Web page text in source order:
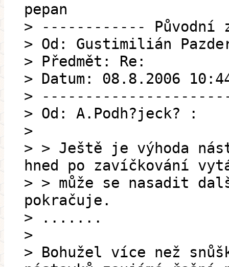
pepan
> ------------ Původní
> Od: Gustimilián
> Předmět: Re:
> Datum: 08.8.2006
>
> Od: A.Podh?jeck? :
>
> > Ještě je výhoda
hned po zavíčkování
> > může se nasadit
pokračuje.
> .......
>
> Bohužel více než